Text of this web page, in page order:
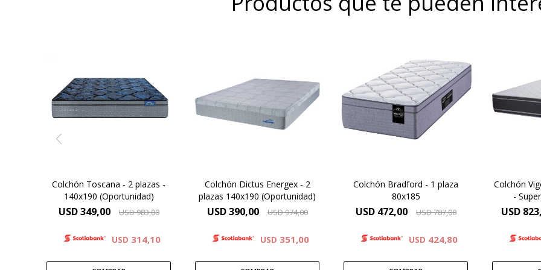
Europillow con capas extras
de relleno en la parte
superior del colchón y tejido
Jackard que aporta una
Colchón Toscana - 2 plazas -
140x190 (Oportunidad)
USD349,00 USD983,00
USD 314,10
Exclusiva FUNDA
DESMONTABLE
Alta densidad 33 Kg.
Colchón Dictus Energex - 2
plazas 140x190 (Oportunidad)
USD390,00 USD974,00
USD 351,00
Europillow compuesto por
espumas premium y
cubierto por tejido de punto
matelaseado.Altura de
colchón 29 cm.
Colchón Bradford - 1 plaza
80x185
USD 472,00 USD787,00
USD 424,80
Colchón
-
USD